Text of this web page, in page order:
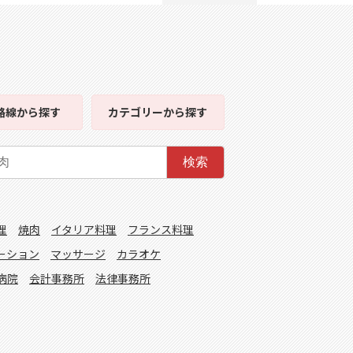
線から探す カテゴリーから探す
検索
焼肉 イタリア料理
フランス料理
ション マッサージ
カラオケ
院 会計事務所 法律事務所